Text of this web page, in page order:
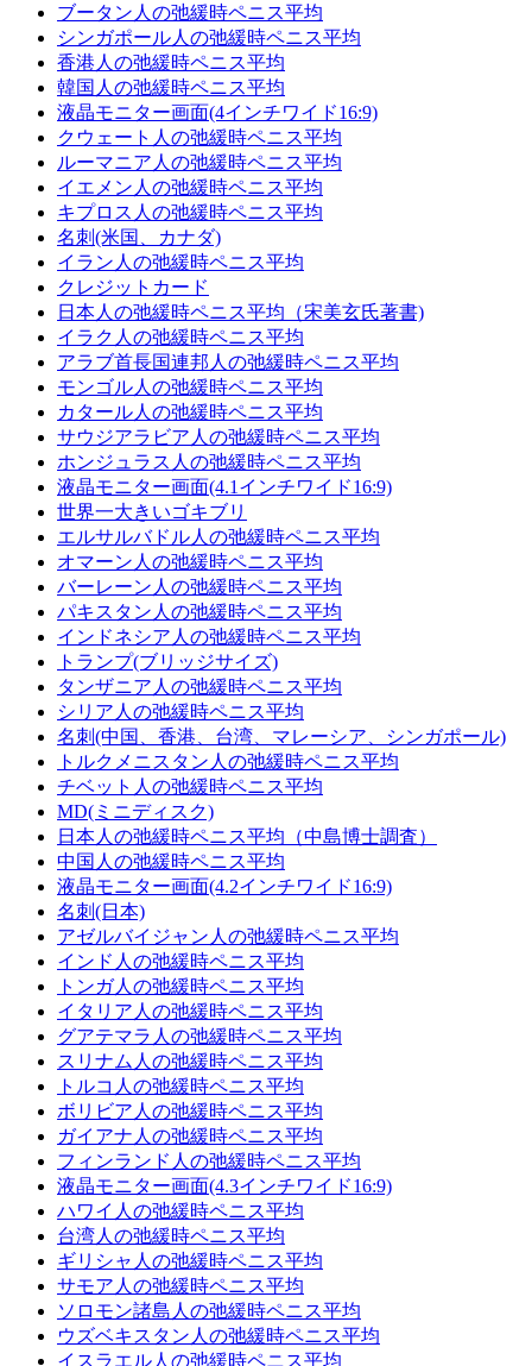
ブータン人の弛緩時ペニス平均
シンガポール人の弛緩時ペニス平均
香港人の弛緩時ペニス平均
韓国人の弛緩時ペニス平均
液晶モニター画面(4インチワイド16:9)
クウェート人の弛緩時ペニス平均
ルーマニア人の弛緩時ペニス平均
イエメン人の弛緩時ペニス平均
キプロス人の弛緩時ペニス平均
名刺(米国、カナダ)
イラン人の弛緩時ペニス平均
クレジットカード
日本人の弛緩時ペニス平均（宋美玄氏著書)
イラク人の弛緩時ペニス平均
アラブ首長国連邦人の弛緩時ペニス平均
モンゴル人の弛緩時ペニス平均
カタール人の弛緩時ペニス平均
サウジアラビア人の弛緩時ペニス平均
ホンジュラス人の弛緩時ペニス平均
液晶モニター画面(4.1インチワイド16:9)
世界一大きいゴキブリ
エルサルバドル人の弛緩時ペニス平均
オマーン人の弛緩時ペニス平均
バーレーン人の弛緩時ペニス平均
パキスタン人の弛緩時ペニス平均
インドネシア人の弛緩時ペニス平均
トランプ(ブリッジサイズ)
タンザニア人の弛緩時ペニス平均
シリア人の弛緩時ペニス平均
名刺(中国、香港、台湾、マレーシア、シンガポール)
トルクメニスタン人の弛緩時ペニス平均
チベット人の弛緩時ペニス平均
MD(ミニディスク)
日本人の弛緩時ペニス平均（中島博士調査）
中国人の弛緩時ペニス平均
液晶モニター画面(4.2インチワイド16:9)
名刺(日本)
アゼルバイジャン人の弛緩時ペニス平均
インド人の弛緩時ペニス平均
トンガ人の弛緩時ペニス平均
イタリア人の弛緩時ペニス平均
グアテマラ人の弛緩時ペニス平均
スリナム人の弛緩時ペニス平均
トルコ人の弛緩時ペニス平均
ボリビア人の弛緩時ペニス平均
ガイアナ人の弛緩時ペニス平均
フィンランド人の弛緩時ペニス平均
液晶モニター画面(4.3インチワイド16:9)
ハワイ人の弛緩時ペニス平均
台湾人の弛緩時ペニス平均
ギリシャ人の弛緩時ペニス平均
サモア人の弛緩時ペニス平均
ソロモン諸島人の弛緩時ペニス平均
ウズベキスタン人の弛緩時ペニス平均
イスラエル人の弛緩時ペニス平均